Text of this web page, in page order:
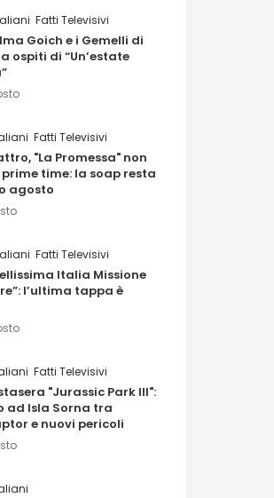
Fatti Televisivi
Goich e i Gemelli di
ospiti di “Un’estate
Fatti Televisivi
"La Promessa" non
time: la soap resta
agosto
Fatti Televisivi
Italia Missione
l’ultima tappa è
Fatti Televisivi
"Jurassic Park III":
ad Isla Sorna tra
e nuovi pericoli